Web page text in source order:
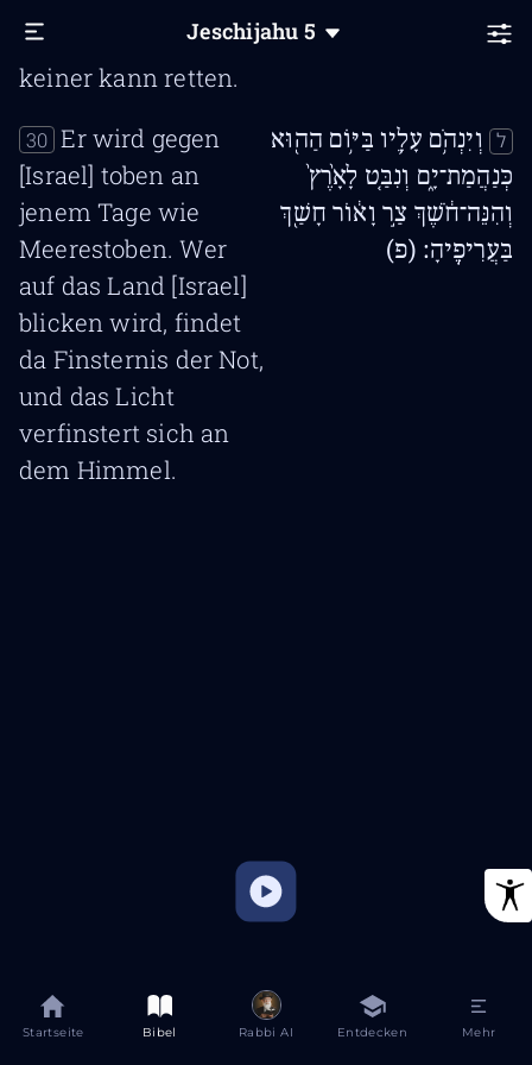
Jeschijahu 5
schleppt [ihn] fort;
keiner kann retten.
ל
וְיִנְהֹ֥ם עָלָ֛יו בַּיּ֥וֹם הַה֖וּא
כְּנַהֲמַת־יָ֑ם וְנִבַּ֤ט לָאָ֙רֶץ֙
וְהִנֵּה־חֹ֔שֶׁךְ צַ֣ר וָא֔וֹר חָשַׁ֖ךְ
בַּעֲרִיפֶֽיהָ׃ (פ)
30 Er wird gegen
[Israel] toben an
jenem Tage wie
Meerestoben. Wer
auf das Land [Israel]
blicken wird, findet
da Finsternis der Not,
und das Licht
verfinstert sich an
dem Himmel.
Startseite Bibel Rabbi AI Entdecken Mehr